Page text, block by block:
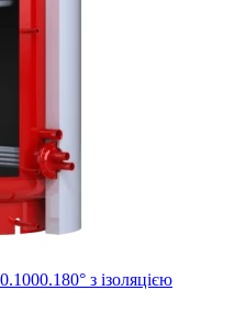
з ізоляцією